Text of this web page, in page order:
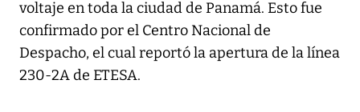
voltaje en toda la ciudad de Panamá. Esto fue
confirmado por el Centro Nacional de
Despacho, el cual reportó la apertura de la línea
230-2A de ETESA.